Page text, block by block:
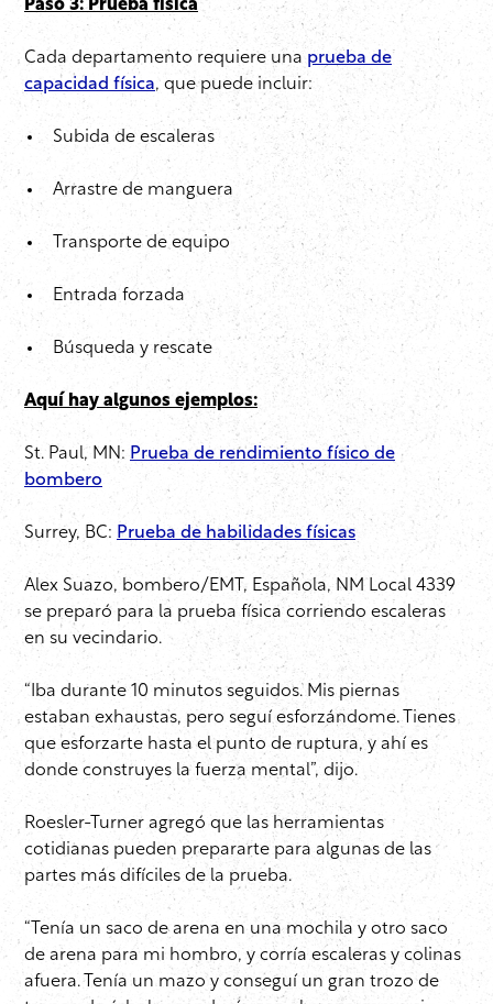
Paso 3: Prueba física
Cada departamento requiere una prueba de
capacidad física, que puede incluir:
Subida de escaleras
Arrastre de manguera
Transporte de equipo
Entrada forzada
Búsqueda y rescate
Aquí hay algunos ejemplos:
St. Paul, MN: Prueba de rendimiento físico de
bombero
Surrey, BC: Prueba de habilidades físicas
Alex Suazo, bombero/EMT, Española, NM Local 4339
se preparó para la prueba física corriendo escaleras
en su vecindario.
“Iba durante 10 minutos seguidos. Mis piernas
estaban exhaustas, pero seguí esforzándome. Tienes
que esforzarte hasta el punto de ruptura, y ahí es
donde construyes la fuerza mental”, dijo.
Roesler-Turner agregó que las herramientas
cotidianas pueden prepararte para algunas de las
partes más difíciles de la prueba.
“Tenía un saco de arena en una mochila y otro saco
de arena para mi hombro, y corría escaleras y colinas
afuera. Tenía un mazo y conseguí un gran trozo de